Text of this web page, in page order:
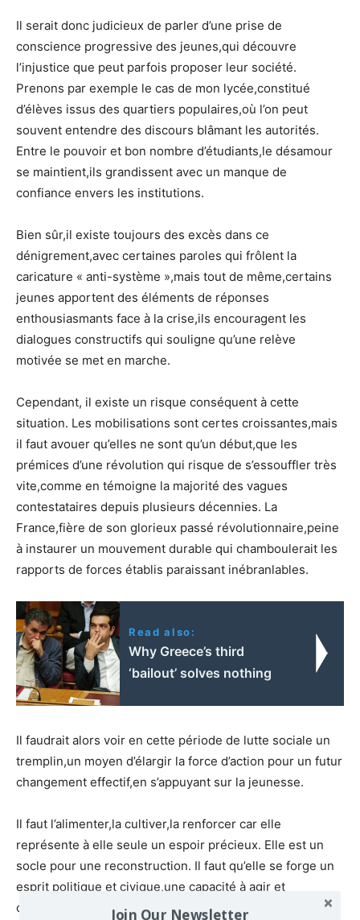
Il serait donc judicieux de parler d’une prise de
conscience progressive des jeunes,qui découvre
l’injustice que peut parfois proposer leur société.
Prenons par exemple le cas de mon lycée,constitué
d’élèves issus des quartiers populaires,où l’on peut
souvent entendre des discours blâmant les autorités.
Entre le pouvoir et bon nombre d’étudiants,le désamour
se maintient,ils grandissent avec un manque de
confiance envers les institutions.
Bien sûr,il existe toujours des excès dans ce
dénigrement,avec certaines paroles qui frôlent la
caricature « anti-système »,mais tout de même,certains
jeunes apportent des éléments de réponses
enthousiasmants face à la crise,ils encouragent les
dialogues constructifs qui souligne qu’une relève
motivée se met en marche.
Cependant, il existe un risque conséquent à cette
situation. Les mobilisations sont certes croissantes,mais
il faut avouer qu’elles ne sont qu’un début,que les
prémices d’une révolution qui risque de s’essouffler très
vite,comme en témoigne la majorité des vagues
contestataires depuis plusieurs décennies. La
France,fière de son glorieux passé révolutionnaire,peine
à instaurer un mouvement durable qui chamboulerait les
rapports de forces établis paraissant inébranlables.
Read also:
Why Greece’s third
‘bailout’ solves nothing
Il faudrait alors voir en cette période de lutte sociale un
tremplin,un moyen d’élargir la force d’action pour un futur
changement effectif,en s’appuyant sur la jeunesse.
Il faut l’alimenter,la cultiver,la renforcer car elle
représente à elle seule un espoir précieux. Elle est un
socle pour une reconstruction. Il faut qu’elle se forge un
esprit politique et civique,une capacité à agir et
comprendre le monde autour d’elle et c’est ce à quoi
Join Our Newsletter